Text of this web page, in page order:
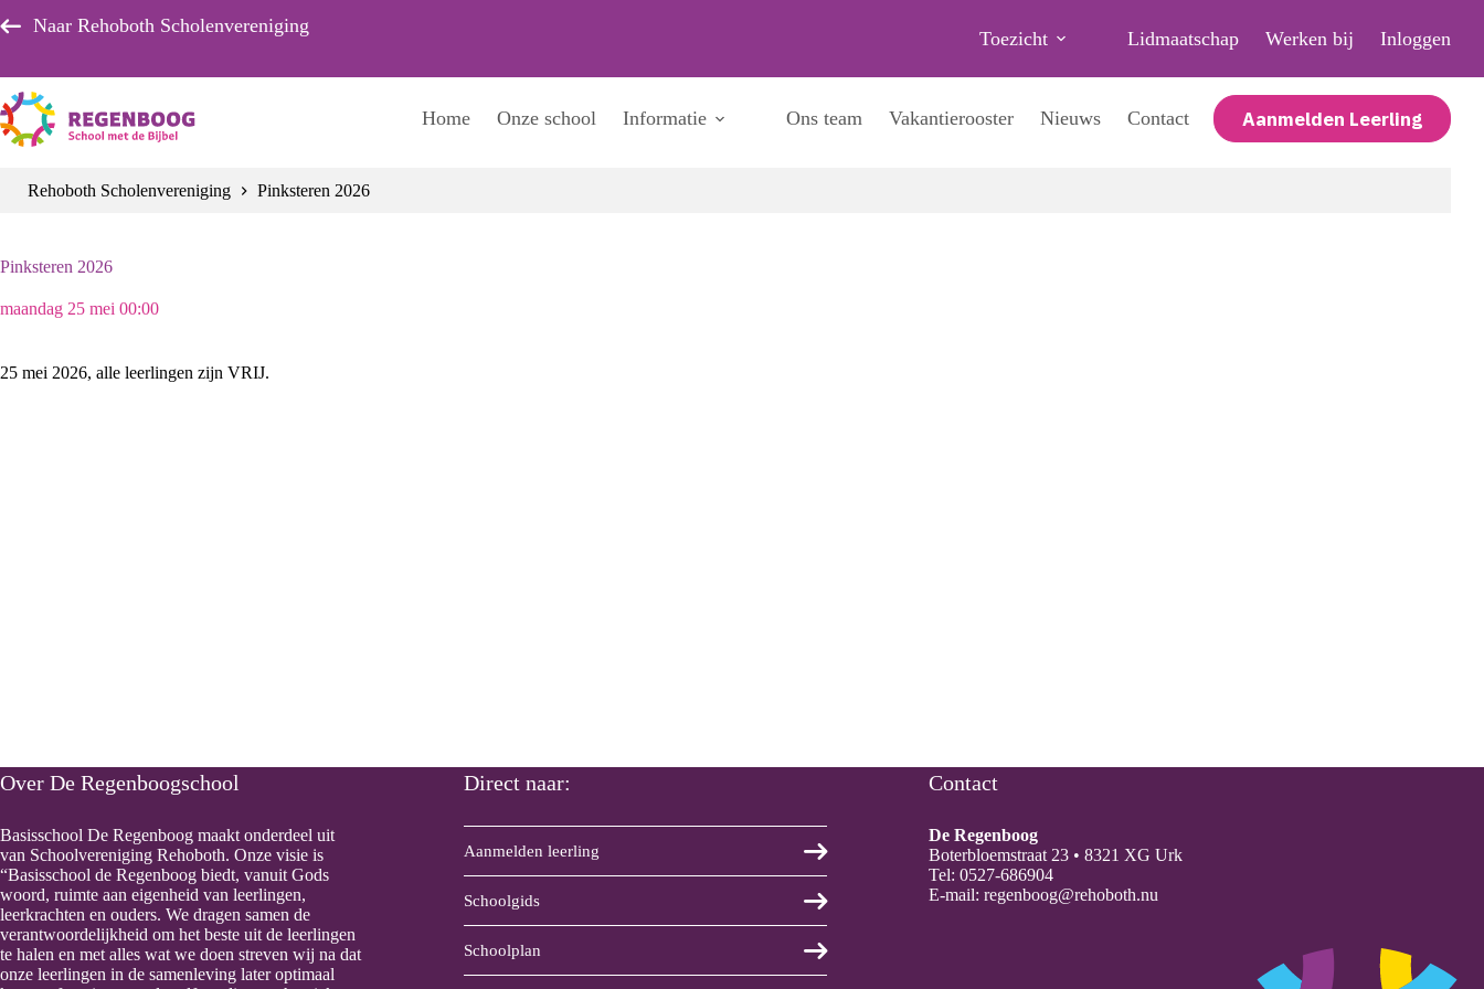
naar
Naar Rehoboth Scholenvereniging
Toezicht Lidmaatschap Werken bij Inloggen
Home Onze school Informatie Ons team Vakantierooster Nieuws Contact Aanmelden Leerling
Rehoboth Scholenvereniging Pinksteren 2026
Pinksteren 2026
maandag 25 mei 00:00
25 mei 2026, alle leerlingen zijn VRIJ.
Over De Regenboogschool
Basisschool De Regenboog maakt onderdeel uit
van Schoolvereniging Rehoboth. Onze visie is
“Basisschool de Regenboog biedt, vanuit Gods
woord, ruimte aan eigenheid van leerlingen,
leerkrachten en ouders. We dragen samen de
verantwoordelijkheid om het beste uit de leerlingen
te halen en met alles wat we doen streven wij na dat
onze leerlingen in de samenleving later optimaal
Direct naar:
Aanmelden leerling
Schoolgids
Schoolplan
Contact
De Regenboog
Boterbloemstraat 23 • 8321 XG Urk
Tel: 0527-686904
E-mail: regenboog@rehoboth.nu